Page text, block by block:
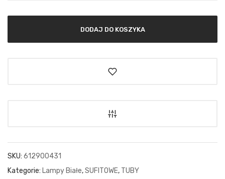
DODAJ DO KOSZYKA
SKU: 612900431
Kategorie: Lampy Białe,SUFITOWE, TUBY